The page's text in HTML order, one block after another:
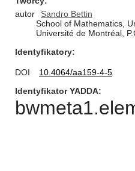
autor
Sandro Bettin
School of Mathematics,
Université de Montréal,
Identyfikatory
DOI
10.4064/aa159-4-5
Identyfikator YADDA